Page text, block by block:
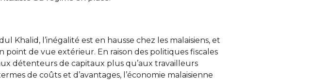
Khalid, l’inégalité est en hausse chez les malaisiens, et
point de vue extérieur. En raison des politiques fiscales
détenteurs de capitaux plus qu’aux travailleurs
de coûts et d’avantages, l’économie malaisienne